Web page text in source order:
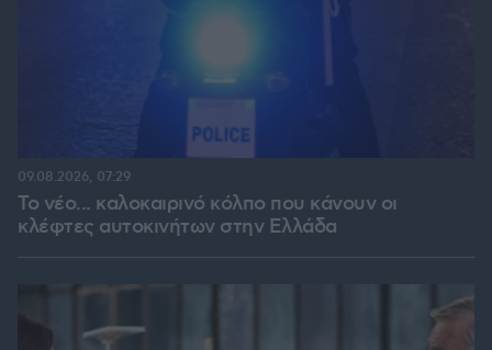
Το νέο... καλοκαιρινό κόλπο που κάνουν οι
κλέφτες αυτοκινήτων στην Ελλάδα
09.08.2026, 07:29